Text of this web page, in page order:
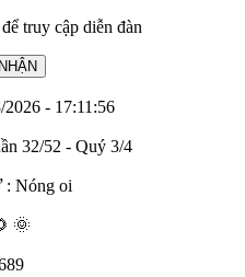
truy cập diễn đàn
- 17:11:56
32/52 - Quý 3/4
Nóng oi
🌞